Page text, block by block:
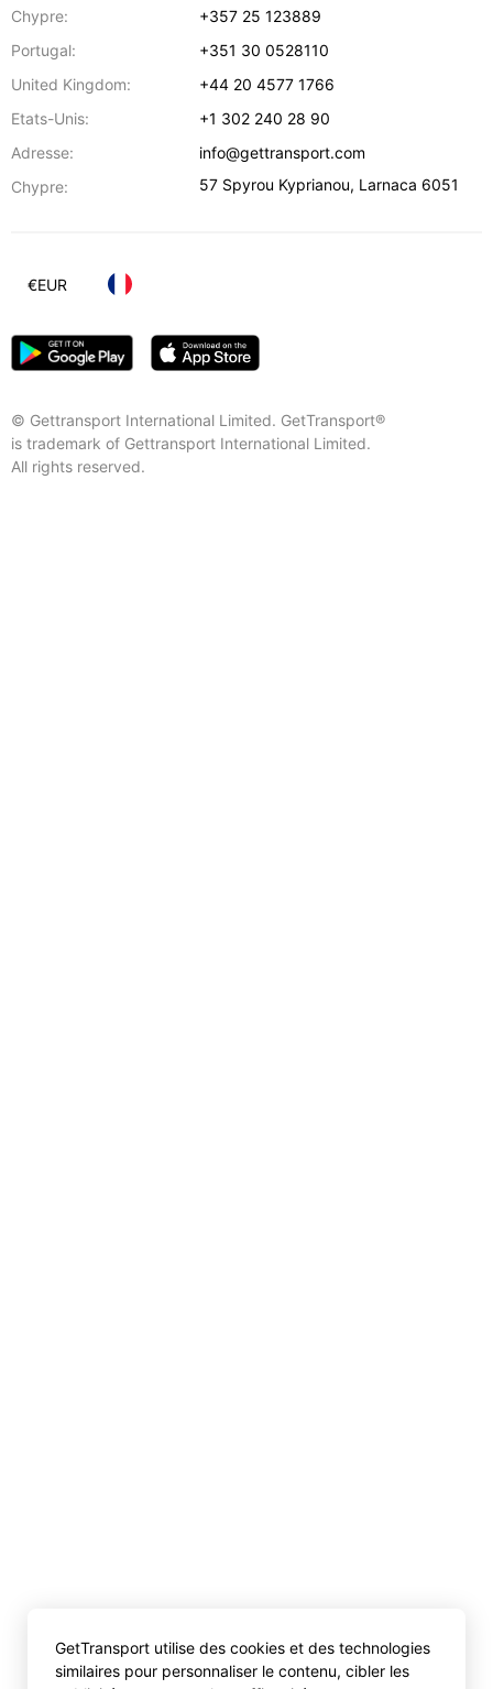
Chypre:
+357 25 123889
Portugal:
+351 30 0528110
United Kingdom:
+44 20 4577 1766
Etats-Unis:
+1 302 240 28 90
Adresse:
info@gettransport.com
Chypre:
57 Spyrou Kyprianou, Larnaca 6051
© Gettransport International Limited. GetTransport®
is trademark of Gettransport International Limited.
All rights reserved.
€EUR
GetTransport utilise des cookies et des technologies
similaires pour personnaliser le contenu, cibler les